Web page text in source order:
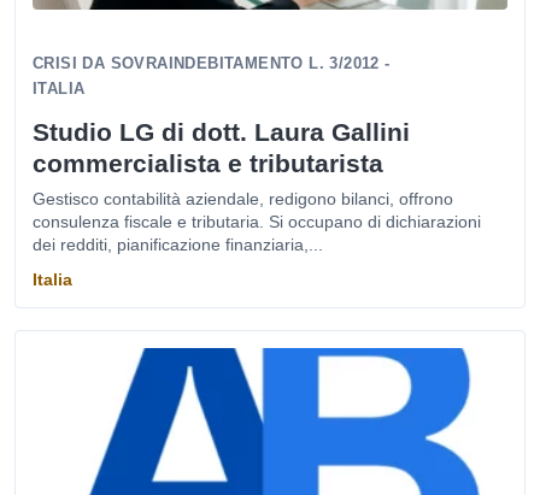
CRISI DA SOVRAINDEBITAMENTO L. 3/2012 -
ITALIA
Studio LG di dott. Laura Gallini
commercialista e tributarista
Gestisco contabilità aziendale, redigono bilanci, offrono
consulenza fiscale e tributaria. Si occupano di dichiarazioni
dei redditi, pianificazione finanziaria,...
Italia